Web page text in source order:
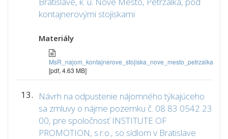
kontajnerovými stojiskami
Materiály
MsR_najom_kontajnerove_stojiska_nove_mesto_petrzalka
[pdf, 4.63 MB]
13.
Návrh na odpustenie nájomného týkajúceho
sa zmluvy o nájme pozemku č. 08 83 0542 23
00, pre spoločnosť INSTITUTE OF
PROMOTION, s.r.o., so sídlom v Bratislave